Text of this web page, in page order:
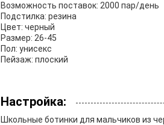
Возможность поставок: 2000 пар/день
Подстилка: резина
Цвет: черный
Размер: 26-45
Пол: унисекс
Пейзаж: плоский
Настройка:
Школьные ботинки для мальчиков из